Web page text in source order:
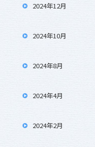
2024年12月
2024年10月
2024年8月
2024年4月
2024年2月